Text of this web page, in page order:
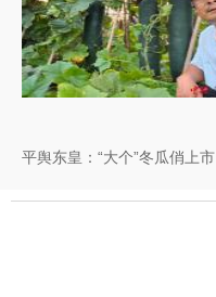
平舆东皇：“大个”冬瓜俏上市